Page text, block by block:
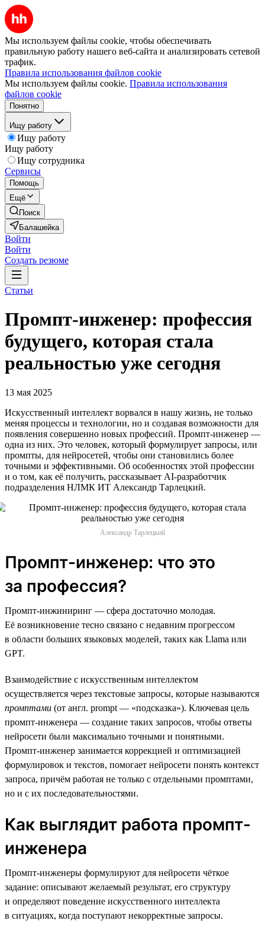
Мы используем файлы cookie, чтобы обеспечивать
правильную работу нашего веб-сайта и анализировать сетевой
трафик.
Правила использования файлов cookie
Мы используем файлы cookie. Правила использования
файлов cookie
Понятно
Ищу работу
Ищу работу
Ищу работу
Ищу сотрудника
Сервисы
Помощь
Ещё
Поиск
Балашейка
Войти
Войти
Создать резюме
Статьи
Промпт-инженер: профессия
будущего, которая стала
реальностью уже сегодня
13 мая 2025
Искусственный интеллект ворвался в нашу жизнь, не только
меняя процессы и технологии, но и создавая возможности для
появления совершенно новых профессий. Промпт-инженер —
одна из них. Это человек, который формулирует запросы, или
промпты, для нейросетей, чтобы они становились более
точными и эффективными. Об особенностях этой профессии
и о том, как её получить, рассказывает AI-разработчик
подразделения НЛМК ИТ Александр Тарлецкий.
Александр Тарлецкий
Промпт-инженер: что это
за профессия?
Промпт-инжиниринг — сфера достаточно молодая.
Её возникновение тесно связано с недавним прогрессом
в области больших языковых моделей, таких как Llama или
GPT.
Взаимодействие с искусственным интеллектом
осуществляется через текстовые запросы, которые называются
промптами (от англ. prompt — «подсказка»). Ключевая цель
промпт-инженера — создание таких запросов, чтобы ответы
нейросети были максимально точными и понятными.
Промпт-инженер занимается коррекцией и оптимизацией
формулировок и текстов, помогает нейросети понять контекст
запроса, причём работая не только с отдельными промптами,
но и с их последовательностями.
Как выглядит работа промпт-
инженера
Промпт-инженеры формулируют для нейросети чёткое
задание: описывают желаемый результат, его структуру
и определяют поведение искусственного интеллекта
в ситуациях, когда поступают некорректные запросы.